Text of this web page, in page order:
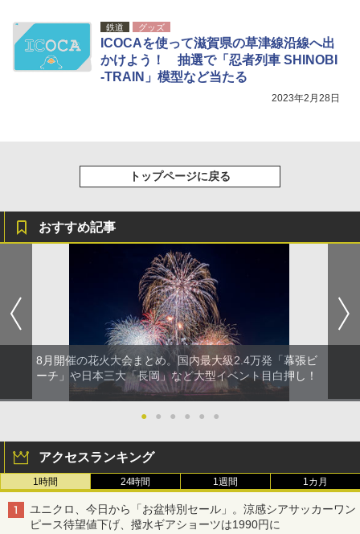
鉄道 グッズ
ICOCAを使って滋賀県の草津線沿線へ出
かけよう！ 抽選で「忍者列車 SHINOBI
-TRAIN」模型など当たる
2023年2月28日
トップページに戻る
おすすめ記事
8月開催の花火大会まとめ。国内最大級2.4万発「幕張ビ
ーチ」や日本三大「長岡」など大型イベント目白押し！
● ● ● ● ● ●
アクセスランキング
1時間 24時間 1週間 1カ月
ユニクロ、今日から「お盆特別セール」。涼感シアサッカーワン
ピース待望値下げ、撥水ギアショーツは1990円に